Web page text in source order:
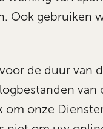
Ook gebruiken
de duur van
van
onze